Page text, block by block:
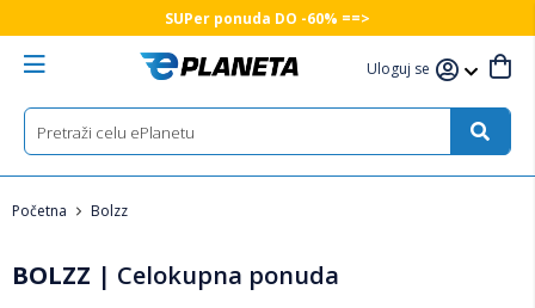
SUPer ponuda DO -60% ==>
Uloguj se
Početna Bolzz
BOLZZ | Celokupna ponuda